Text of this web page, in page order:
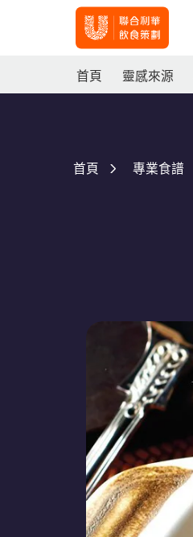
首頁 靈感來源
首頁 專業食譜